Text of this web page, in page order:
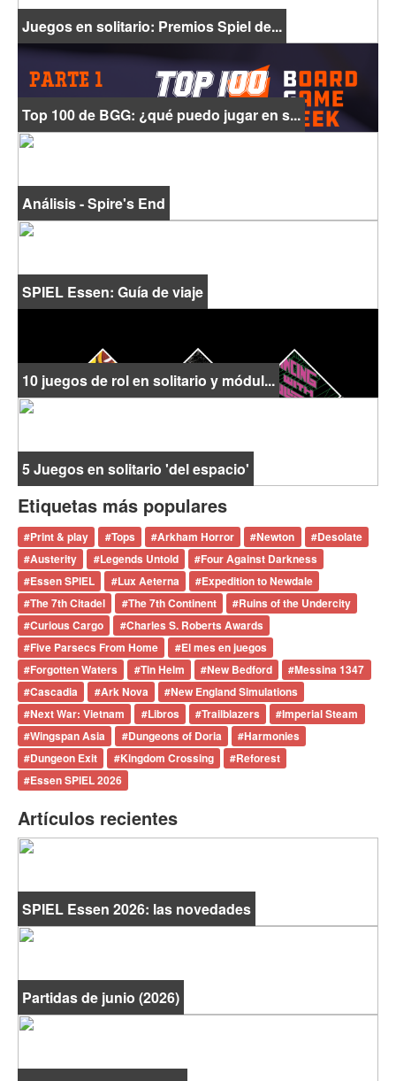
Juegos en solitario: Premios Spiel de...
Top 100 de BGG: ¿qué puedo jugar en s...
Análisis - Spire's End
SPIEL Essen: Guía de viaje
10 juegos de rol en solitario y módul...
5 Juegos en solitario 'del espacio'
Etiquetas más populares
#Print & play #Tops #Arkham Horror #Newton #Desolate
#Austerity #Legends Untold #Four Against Darkness
#Essen SPIEL #Lux Aeterna #Expedition to Newdale
#The 7th Citadel #The 7th Continent #Ruins of the Undercity
#Curious Cargo #Charles S. Roberts Awards
#Five Parsecs From Home #El mes en juegos
#Forgotten Waters #Tin Helm #New Bedford #Messina 1347
#Cascadia #Ark Nova #New England Simulations
#Next War: Vietnam #Libros #Trailblazers #Imperial Steam
#Wingspan Asia #Dungeons of Doria #Harmonies
#Dungeon Exit #Kingdom Crossing #Reforest
#Essen SPIEL 2026
Artículos recientes
SPIEL Essen 2026: las novedades
Partidas de junio (2026)